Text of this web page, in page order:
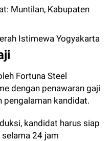
Muntilan, Kabupaten
Istimewa Yogyakarta
Fortuna Steel
dengan penawaran gaji
kandidat.
kandidat harus siap
24 jam